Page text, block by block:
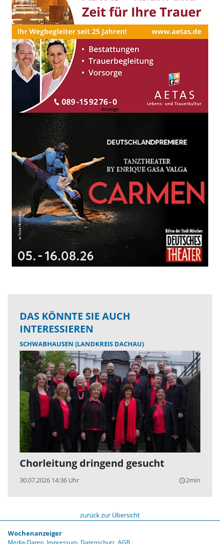
DAS KÖNNTE SIE AUCH
INTERESSIEREN
SCHWABHAUSEN (LANDKREIS DACHAU)
Chorleitung dringend gesucht
30.07.2026 14:36 Uhr query_builder2min
zurück zur Übersicht
Wochenanzeiger